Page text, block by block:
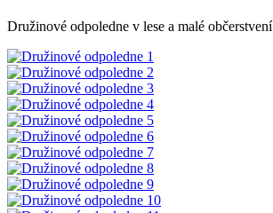
Družinové odpoledne v lese a malé občerstvení